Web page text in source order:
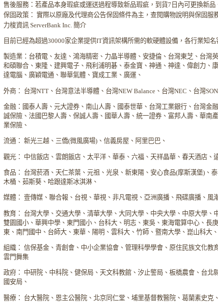
售後服務：若產品本身瑕疵或運送過程導致新品瑕疵，到貨7日內可更換新品
保固政策： 實際以原廠及代理商公告保固條件為主，查閱購物說明與保固服
力梭資訊 ServerBank Inc. 簡介
目前已經為超過30000家企業提供IT資訊架構所需的軟硬體設備，各行業知名
製造業：台積電、友達、鴻海精密、力晶半導體、安捷倫、台灣東芝、台灣
和碩聯合、東隆、建興電子、飛利浦明碁、泰金寶、神通、神達、偉創力、
達電腦、廣穎電通、聯華氣體、寶成工業、廣運、
外商： 台灣NTT、台灣意法半導體、台灣NEW Balance、台灣NEC、台灣
金融：國泰人壽、元大證券、南山人壽、國泰世華、台灣工業銀行、台灣金
誠保險、法國巴黎人壽、保誠人壽、國華人壽、統一證券、富邦人壽、華南
業保險、
流通： 新光三越、三僑(微風廣場)、信義房屋、阿里巴巴、
觀光： 中信飯店、雲朗飯店、太平洋、華泰、六福、天祥晶華、春天酒店、
食品： 台灣菸酒、天仁茶葉、元祖、光泉、新東陽、安心食品(摩斯漢堡)、
木桶、茹斯葵、哈跟達斯冰淇淋、
媒體： 壹傳媒、聯合報、台視、華視、非凡電視、亞洲廣播、飛碟廣播、風
教育： 台灣大學、交通大學、清華大學、大同大學、中央大學、中原大學、
雙園國小、華興中學、東門國小、台科大、明志、東吳、東海電算中心、長
東、南門國中、台師大、東華、陽明、雲科大、竹師、暨南大學、崑山科大
組織： 信保基金、青創會、中小企業協會、管理科學學會、原住民族文化教
雲門舞集
政府： 中研院、中科院、健保局、天文科教館、汐止警局、板橋農會、台北
國安局、
醫療： 台大醫院、恩主公醫院、北京同仁堂、埔里基督教醫院、葛蘭素史克